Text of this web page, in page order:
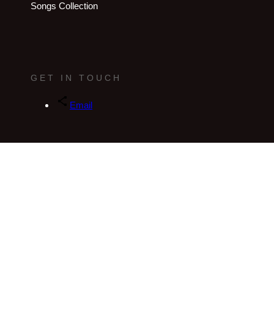
Songs Collection
GET IN TOUCH
Email